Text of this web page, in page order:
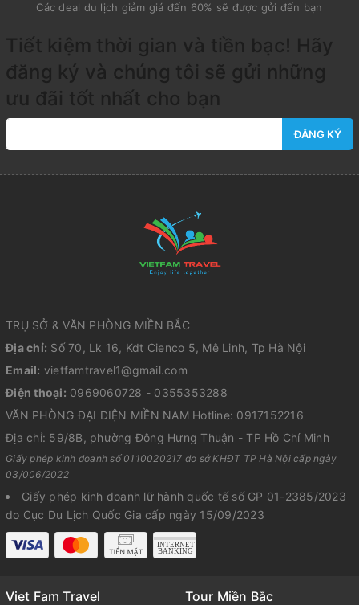
Các deal du lịch giảm giá đến 60% sẽ được gửi đến bạn
Tiết kiệm thời gian và tiền bạc! Hãy
đăng ký và chúng tôi sẽ gửi những
ưu đãi tốt nhất cho bạn
ĐĂNG KÝ
TRỤ SỞ & VĂN PHÒNG MIỀN BẮC
Địa chỉ: Số 70, Lk 16, Kdt Cienco 5, Mê Linh, Tp Hà Nội
Email: vietfamtravel1@gmail.com
Điện thoại: 0969060728 - 0355353288
VĂN PHÒNG ĐẠI DIỆN MIỀN NAM Hotline: 0917152216
Địa chỉ: 59/8B, phường Đông Hưng Thuận - TP Hồ Chí Minh
Giấy phép kinh doanh số 0110020217 do sở KHĐT TP Hà Nội cấp ngày
03/006/2022
Giấy phép kinh doanh lữ hành quốc tế số GP 01-2385/2023
do Cục Du Lịch Quốc Gia cấp ngày 15/09/2023
Viet Fam Travel Tour Miền Bắc